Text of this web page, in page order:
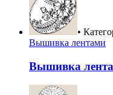
•
Вышивка лентами
Вышивка